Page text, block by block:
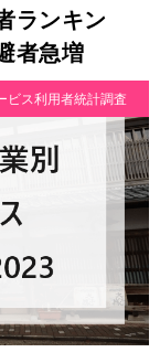
ランキン
者急増
ビス利用者統計調査